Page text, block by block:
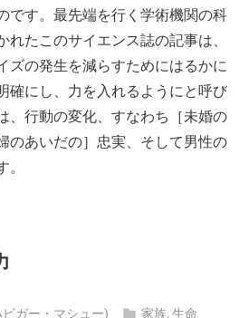
です。最先端を行く学術機関の科
れたこのサイエンス誌の記事は、
ズの発生を減らすためにはるかに
確にし、力を入れるようにと呼び
、行動の変化、すなわち［未婚の
のあいだの］忠実、そして男性の
。
ガー・マシュー)
家族,生命